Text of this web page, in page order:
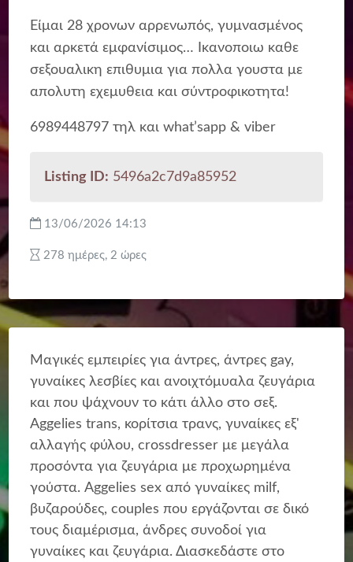
Είμαι 28 χρονων αρρενωπός, γυμνασμένος
και αρκετά εμφανίσιμος… Ικανοποιω καθε
σεξουαλικη επιθυμια για πολλα γουστα με
απολυτη εχεμυθεια και σύντροφικοτητα!
6989448797 τηλ και what’sapp & viber
Listing ID: 5496a2c7d9a85952
13/06/2026 14:13
278 ημέρες, 2 ώρες
Μαγικές εμπειρίες για άντρες, άντρες gay,
γυναίκες λεσβίες και ανοιχτόμυαλα ζευγάρια
και που ψάχνουν το κάτι άλλο στο σεξ.
Aggelies trans, κορίτσια τρανς, γυναίκες εξ'
αλλαγής φύλου, crossdresser με μεγάλα
προσόντα για ζευγάρια με προχωρημένα
γούστα. Aggelies sex από γυναίκες milf,
βυζαρούδες, couples που εργάζονται σε δικό
τους διαμέρισμα, άνδρες συνοδοί για
γυναίκες και ζευγάρια. Διασκεδάστε στο